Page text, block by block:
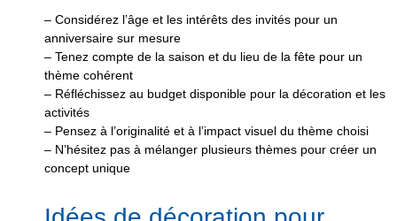
– Considérez l’âge et les intérêts des invités pour un
anniversaire sur mesure
– Tenez compte de la saison et du lieu de la fête pour un
thème cohérent
– Réfléchissez au budget disponible pour la décoration et les
activités
– Pensez à l’originalité et à l’impact visuel du thème choisi
– N’hésitez pas à mélanger plusieurs thèmes pour créer un
concept unique